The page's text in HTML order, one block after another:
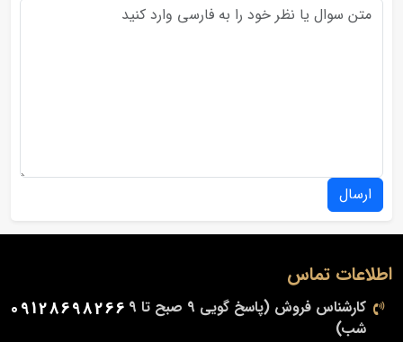
ارسال
اطلاعات تماس
کارشناس فروش (پاسخ گویی 9 صبح تا 9
شب)
09128698266